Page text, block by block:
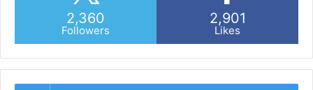
2,360
Followers
2,901
Likes